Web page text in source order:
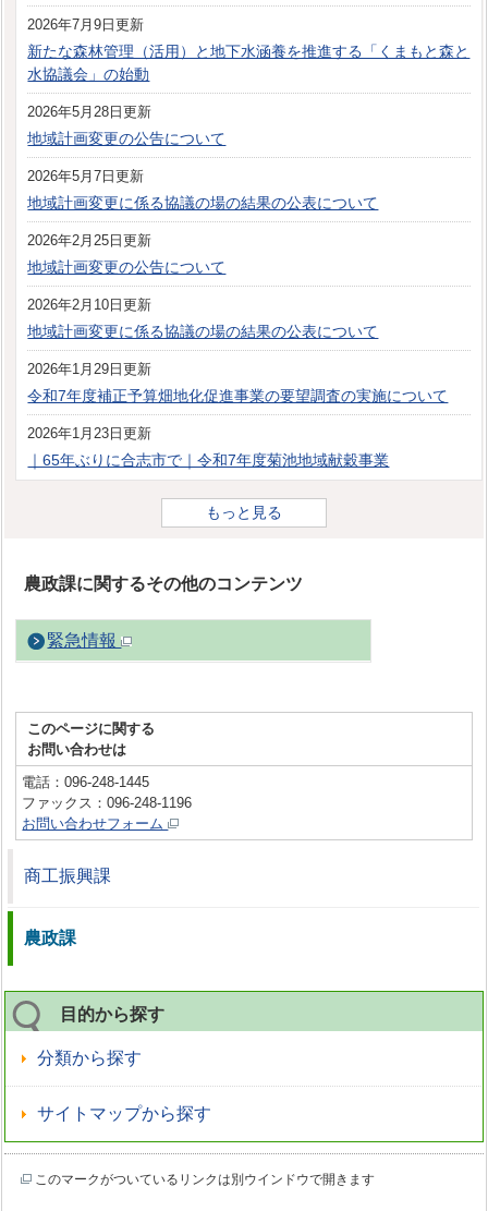
2026年7月9日更新
新たな森林管理（活用）と地下水涵養を推進する「くまもと森と
水協議会」の始動
2026年5月28日更新
地域計画変更の公告について
2026年5月7日更新
地域計画変更に係る協議の場の結果の公表について
2026年2月25日更新
地域計画変更の公告について
2026年2月10日更新
地域計画変更に係る協議の場の結果の公表について
2026年1月29日更新
令和7年度補正予算畑地化促進事業の要望調査の実施について
2026年1月23日更新
｜65年ぶりに合志市で｜令和7年度菊池地域献穀事業
もっと見る
農政課に関するその他のコンテンツ
緊急情報
このページに関する
お問い合わせは
電話：096-248-1445
ファックス：096-248-1196
お問い合わせフォーム
商工振興課
農政課
目的から探す
分類から探す
サイトマップから探す
このマークがついているリンクは別ウインドウで開きます